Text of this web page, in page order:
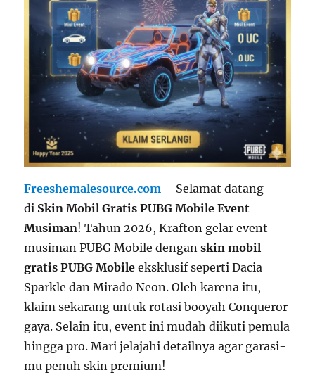
Freeshemalesource.com – Selamat datang
di Skin Mobil Gratis PUBG Mobile Event
Musiman! Tahun 2026, Krafton gelar event
musiman PUBG Mobile denganskin mobil
gratis PUBG Mobile eksklusif seperti Dacia
Sparkle dan Mirado Neon. Oleh karena itu,
klaim sekarang untuk rotasi booyah Conqueror
gaya. Selain itu, event ini mudah diikuti pemula
hingga pro. Mari jelajahi detailnya agar garasi-
mu penuh skin premium!